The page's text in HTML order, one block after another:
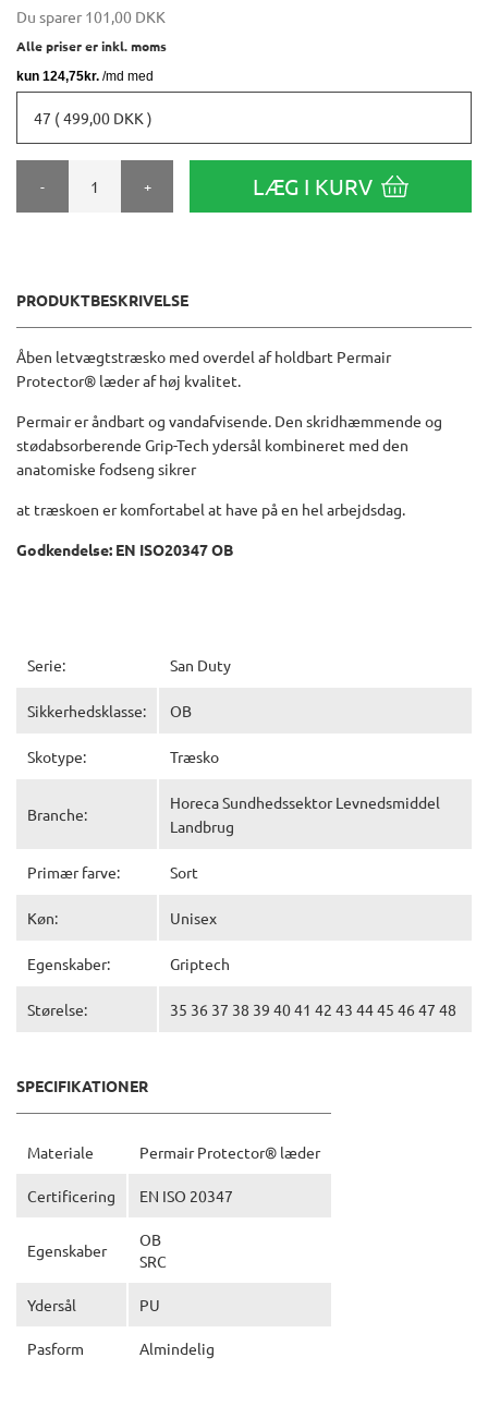
Du sparer 101,00 DKK
Alle priser er inkl. moms
47 ( 499,00 DKK )
- + LÆG I KURV
PRODUKTBESKRIVELSE
Åben letvægtstræsko med overdel af holdbart Permair
Protector® læder af høj kvalitet.
Permair er åndbart og vandafvisende. Den skridhæmmende og
stødabsorberende Grip-Tech ydersål kombineret med den
anatomiske fodseng sikrer
at træskoen er komfortabel at have på en hel arbejdsdag.
Godkendelse: EN ISO20347 OB
Serie: San Duty
Sikkerhedsklasse: OB
Skotype: Træsko
Branche:
Horeca Sundhedssektor Levnedsmiddel
Landbrug
Primær farve: Sort
Køn: Unisex
Egenskaber: Griptech
Størelse: 35 36 37 38 39 40 41 42 43 44 45 46 47 48
SPECIFIKATIONER
Materiale Permair Protector® læder
Certificering EN ISO 20347
Egenskaber
OB
SRC
Ydersål PU
Pasform Almindelig